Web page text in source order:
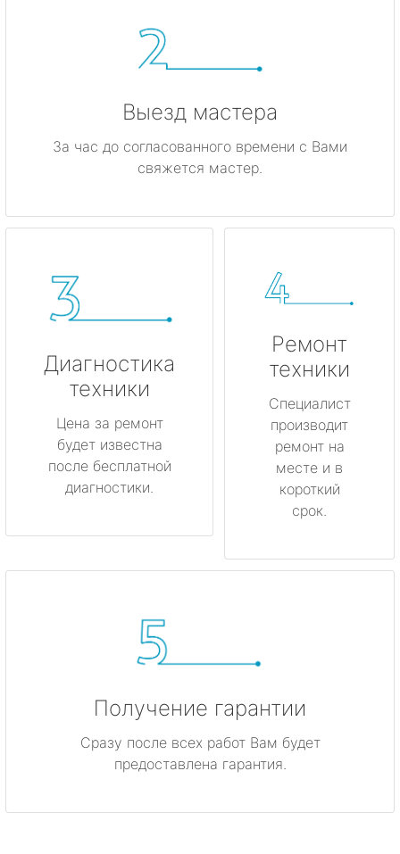
Выезд мастера
За час до согласованного времени с Вами
свяжется мастер.
Диагностика
техники
Цена за ремонт
будет известна
после бесплатной
диагностики.
Ремонт
техники
Специалист
производит
ремонт на
месте и в
короткий
срок.
Получение гарантии
Сразу после всех работ Вам будет
предоставлена гарантия.